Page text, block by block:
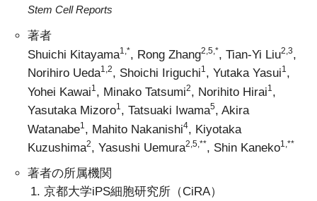
Stem Cell Reports
著者
Shuichi Kitayama1,* , Rong Zhang2,5,* , Tian-Yi Liu2,3
Norihiro Ueda1,2, Shoichi Iriguchi1 , Yutaka Yasui1 ,
Yohei Kawai1 , Minako Tatsumi2 , Norihito Hirai1
Yasutaka Mizoro1 , Tatsuaki Iwama5, Akira
Watanabe1 , Mahito Nakanishi4
, Kiyotaka
Kuzushima2, Yasushi Uemura2,5,**, Shin Kaneko1,**
著者の所属機関
京都大学iPS細胞研究所（CiRA）